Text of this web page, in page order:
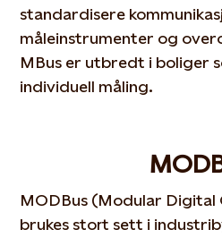
standardisere
måleinstrumenter og
MBus er utbredt i boliger
individuell måling.
MODBus (Modular Digital
brukes stort sett i